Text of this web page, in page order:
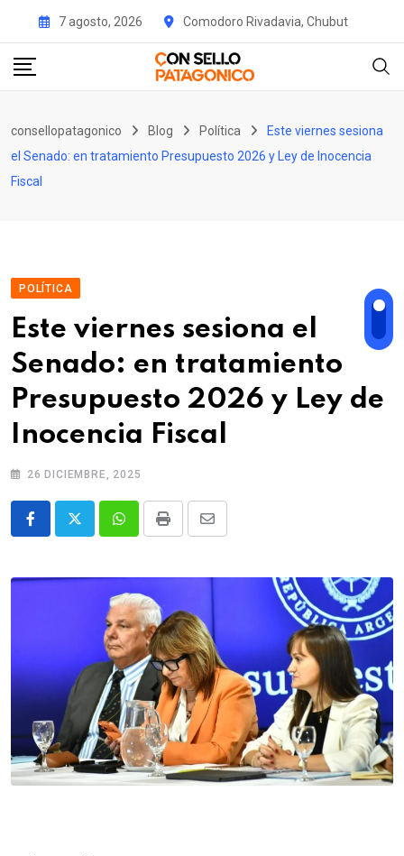
content
7 agosto, 2026 Comodoro Rivadavia, Chubut
consellopatagonico Blog Política
Este viernes sesiona
el Senado: en tratamiento Presupuesto 2026 y Ley de Inocencia
Fiscal
POLÍTICA
Este viernes sesiona el
Senado: en tratamiento
Presupuesto 2026 y Ley de
Inocencia Fiscal
26 DICIEMBRE, 2025
WhatsappPrint
Share
Email